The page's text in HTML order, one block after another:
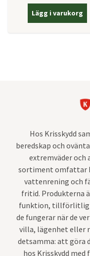
Lägg i varukorg
Hos Krisskydd
beredskap och
extremväder och
sortiment omfattar
vattenrening och
fritid. Produkterna
funktion,
de fungerar när de
villa, lägenhet eller
detsamma: att göra
hos Krisskydd